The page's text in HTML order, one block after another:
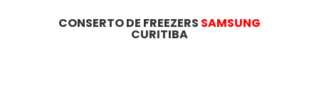
CONSERTO DE FREEZERS SAMSUNG
CURITIBA